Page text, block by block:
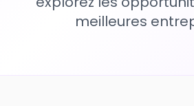
meilleures